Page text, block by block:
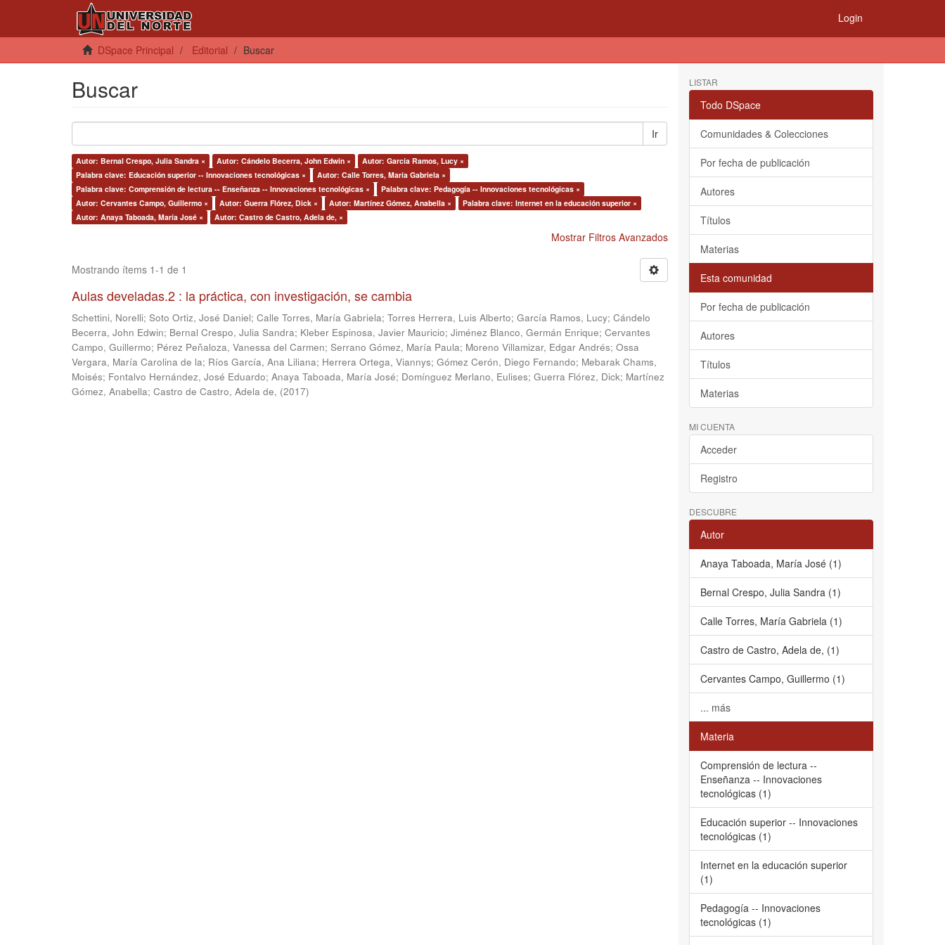
Login
DSpace Principal Editorial Buscar
Buscar
Ir
Autor: Bernal Crespo, Julia Sandra × Autor: Cándelo Becerra, John Edwin ×
Autor: García Ramos, Lucy ×
Palabra clave: Educación superior -- Innovaciones tecnológicas ×
Autor: Calle Torres, María Gabriela ×
Palabra clave: Comprensión de lectura -- Enseñanza -- Innovaciones tecnológicas ×
Palabra clave: Pedagogía -- Innovaciones tecnológicas ×
Autor: Cervantes Campo, Guillermo ×
Autor: Guerra Flórez, Dick × Autor: Martínez Gómez, Anabella ×
Palabra clave: Internet en la educación superior ×
Autor: Anaya Taboada, María José ×
Autor: Castro de Castro, Adela de, ×
Mostrar Filtros Avanzados
Mostrando ítems 1-1 de 1
Aulas develadas.2 : la práctica, con investigación, se cambia
Schettini, Norelli; Soto Ortiz, José Daniel; Calle Torres, María Gabriela; Torres Herrera, Luis Alberto; García Ramos, Lucy; Cándelo
Becerra, John Edwin; Bernal Crespo, Julia Sandra; Kleber Espinosa, Javier Mauricio; Jiménez Blanco, Germán Enrique; Cervantes
Campo, Guillermo; Pérez Peñaloza, Vanessa del Carmen; Serrano Gómez, María Paula; Moreno Villamizar, Edgar Andrés; Ossa
Vergara, María Carolina de la; Ríos García, Ana Liliana; Herrera Ortega, Viannys; Gómez Cerón, Diego Fernando; Mebarak Chams,
Moisés; Fontalvo Hernández, José Eduardo; Anaya Taboada, María José; Domínguez Merlano, Eulises; Guerra Flórez, Dick; Martínez
Gómez, Anabella; Castro de Castro, Adela de, (2017)
LISTAR
Todo DSpace
Comunidades & Colecciones
Por fecha de publicación
Autores
Títulos
Materias
Esta comunidad
Por fecha de publicación
Autores
Títulos
Materias
MI CUENTA
Acceder
Registro
DESCUBRE
Autor
Anaya Taboada, María José (1)
Bernal Crespo, Julia Sandra (1)
Calle Torres, María Gabriela (1)
Castro de Castro, Adela de, (1)
Cervantes Campo, Guillermo (1)
... más
Materia
Comprensión de lectura --
Enseñanza -- Innovaciones
tecnológicas (1)
Educación superior -- Innovaciones
tecnológicas (1)
Internet en la educación superior
(1)
Pedagogía -- Innovaciones
tecnológicas (1)